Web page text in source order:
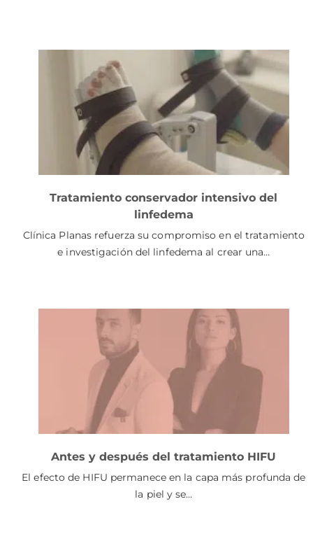
Tratamiento conservador intensivo del
linfedema
Clínica Planas refuerza su compromiso en el tratamiento
e investigación del linfedema al crear una…
Antes y después del tratamiento HIFU
El efecto de HIFU permanece en la capa más profunda de
la piel y se…